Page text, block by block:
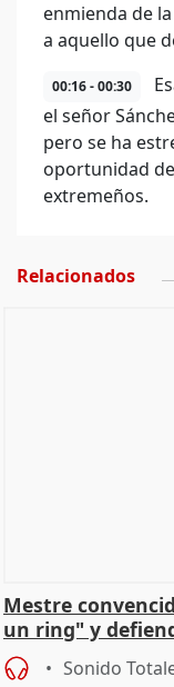
enmienda de
a aquello que
00:16 - 00:30
el señor
pero se ha
oportunidad
extremeños.
Relacionados
Mestre
un ring" y
Vox
Sonido